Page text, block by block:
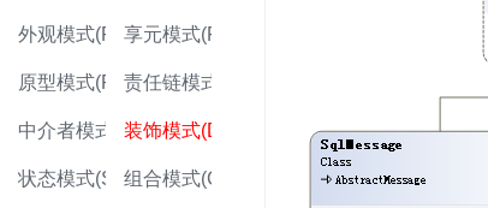
外观模式(Facade Pattern)享元模式(Flyweight Pattern)
原型模式(Prototype Pattern)
责任链模式(Chain of Responsibility Pattern)
中介者模式(Mediator Pattern)
装饰模式(Decorator Pattern)
状态模式(State Pattern)组合模式(Composite Pattern)